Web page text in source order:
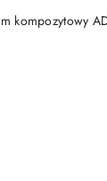
kompozytowy